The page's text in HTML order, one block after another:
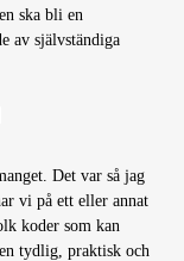
ska bli en
av självständiga
Det var så jag
vi på ett eller annat
koder som kan
tydlig, praktisk och